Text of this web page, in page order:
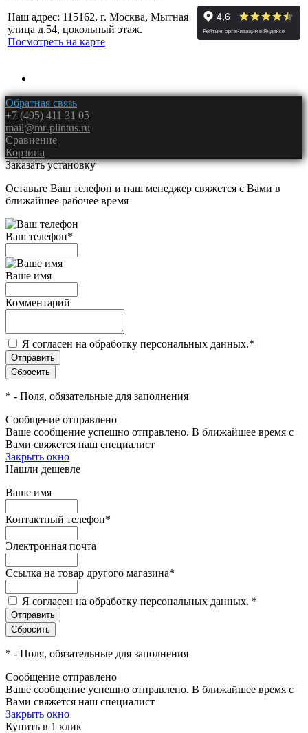
Наш адрес: 115162, г. Москва, Мытная
улица д.54, цокольный этаж.
Посмотреть на карте
Обратная связь
+7 (495) 411 31 05
mail@mr-plintus.ru
Сравнение
Корзина
Заказать установку
Оставьте Ваш телефон и наш менеджер свяжется с Вами в
ближайшее рабочее время
Ваш телефон*
Ваше имя
Комментарий
Я согласен на обработку персональных данных.*
* - Поля, обязательные для заполнения
Сообщение отправлено
Ваше сообщение успешно отправлено. В ближайшее время с
Вами свяжется наш специалист
Закрыть окно
Нашли дешевле
Ваше имя
Контактный телефон*
Электронная почта
Ссылка на товар другого магазина*
Я согласен на обработку персональных данных. *
* - Поля, обязательные для заполнения
Сообщение отправлено
Ваше сообщение успешно отправлено. В ближайшее время с
Вами свяжется наш специалист
Закрыть окно
Купить в 1 клик